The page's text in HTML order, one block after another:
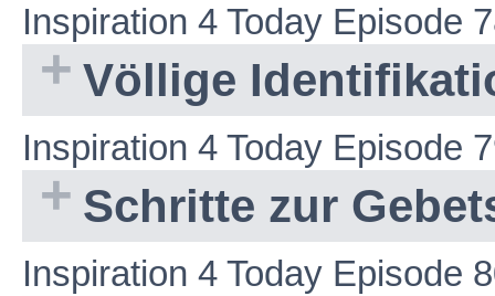
Inspiration 4 Today Episode
Völlige
Inspiration 4 Today Episode
Schritte zur
Inspiration 4 Today Episode